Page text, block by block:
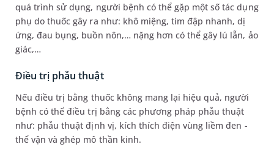
quá trình sử dụng, người bệnh có thể gặp một số tác dụng
phụ do thuốc gây ra như: khô miệng, tim đập nhanh, dị
ứng, đau bụng, buồn nôn,… nặng hơn có thể gây lú lẫn, ảo
giác,…
Điều trị phẫu thuật
Nếu điều trị bằng thuốc không mang lại hiệu quả, người
bệnh có thể điều trị bằng các phương pháp phẫu thuật
như: phẫu thuật định vị, kích thích điện vùng liềm đen -
thể vận và ghép mô thần kinh.